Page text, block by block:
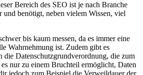
Bereich des SEO ist je nach Branche
und benötigt, neben vielem Wissen, viel
bis kaum messen, da es immer eine
Wahrnehmung ist. Zudem gibt es
die Datenschutzgrundverordnung, die zum
nur zu einem Bruchteil ermöglicht, Daten
jedoch zum Beispiel die Verweildauer der